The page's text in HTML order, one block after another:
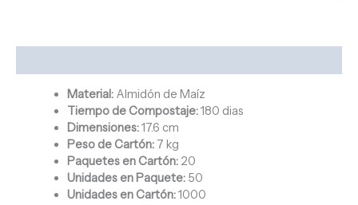
Material:Almidón de Maíz
Tiempo de Compostaje:180 dias
Dimensiones:17.6 cm
Peso de Cartón:7 kg
Paquetes en Cartón:20
Unidades en Paquete:50
Unidades en Cartón:1000